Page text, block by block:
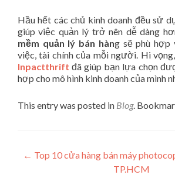
Hầu hết các chủ kinh doanh đều sử
giúp việc quản lý trở nên dễ dàng
mềm quản lý bán hàng sẽ phù hợp
việc, tài chính của mỗi người. Hi
Inpactthrift đã giúp bạn lựa chọn
hợp cho mô hình kinh doanh của mình
This entry was posted in Blog.
Post navigation
← Top 10 cửa hàng bán máy
TP.HCM